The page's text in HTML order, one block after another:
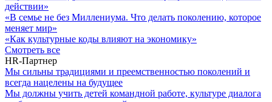
действии»
«В семье не без Миллениума. Что делать поколению, которое
меняет мир»
«Как культурные коды влияют на экономику»
Cмотреть все
HR-Партнер
Мы сильны традициями и преемственностью поколений и
всегда нацелены на будущее
Мы должны учить детей командной работе, культуре диалога